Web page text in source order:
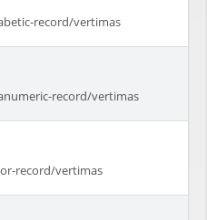
record/vertimas
record/vertimas
record/vertimas